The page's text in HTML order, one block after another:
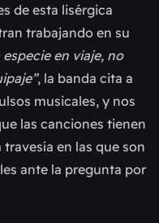
de esta lisérgica
trabajando en su
especie en viaje, no
, la banda cita a
musicales, y nos
las canciones tienen
en las que son
ante la pregunta por